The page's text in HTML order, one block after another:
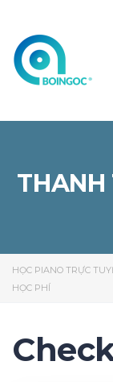
THANH
HỌC PIANO TRỰC
HỌC PHÍ